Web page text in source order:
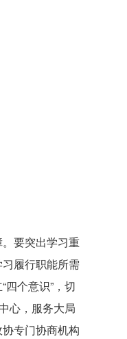
要突出学习重
履行职能所需
个意识”，切
心，服务大局
专门协商机构